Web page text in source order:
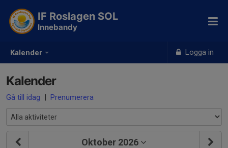
Kalender Logga in
IF Roslagen SOL
Innebandy
Kalender
Gå till idag | Prenumerera
Oktober 2026